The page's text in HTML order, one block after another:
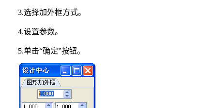
3.选择加外框方式。
4.设置参数。
5.单击“确定”按钮。